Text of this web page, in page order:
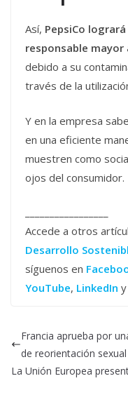
Así, PepsiCo
responsable
debido a su
través de la
Y en la empresa
en una eficiente
muestren como
ojos del consumidor.
Accede a otros
Desarrollo
síguenos en
YouTube, LinkedIn y
Francia aprueba por
de reorientación sexual
La Unión Europea